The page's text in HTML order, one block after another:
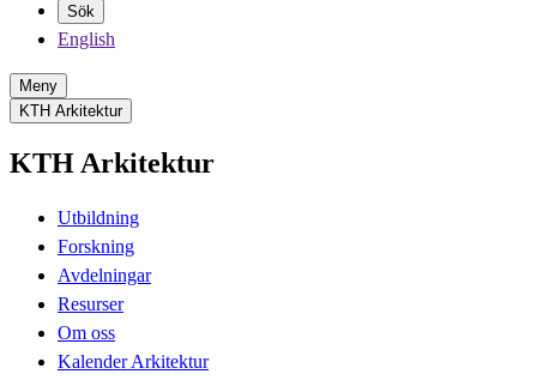
Sök
English
Meny
KTH Arkitektur
KTH Arkitektur
Utbildning
Forskning
Avdelningar
Resurser
Om oss
Kalender Arkitektur